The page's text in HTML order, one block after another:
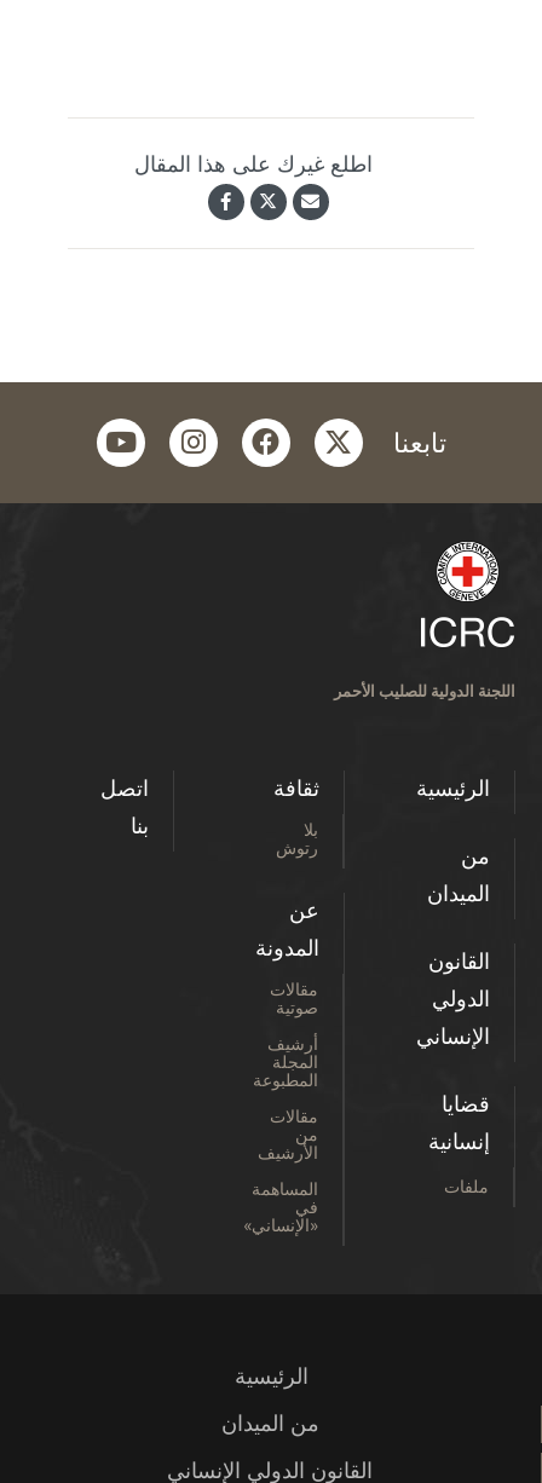
اطلع غيرك على هذا المقال
تابعنا twitter
facebook
instagram
youtube
اللجنة الدولية للصليب الأحمر
الرئيسية
من
الميدان
القانون
الدولي
الإنساني
قضايا
إنسانية
ملفات
ثقافة
بلا
رتوش
عن
المدونة
مقالات
صوتية
أرشيف
المجلة
المطبوعة
مقالات
من
الأرشيف
المساهمة
في
«الإنساني»
اتصل
بنا
الرئيسية
من الميدان
القانون الدولي الإنساني